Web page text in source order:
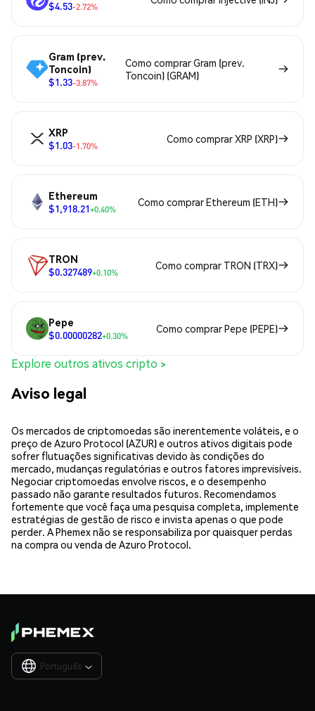
$4.53-2.72%
Gram (prev.
Toncoin)
$1.33-3.87%
Como comprar Gram (prev.
Toncoin) (GRAM)
XRP
$1.03-1.70%
Como comprar XRP (XRP)
Ethereum
$1,918.21+0.40%
Como comprar Ethereum (ETH)
TRON
$0.327489+0.10%
Como comprar TRON (TRX)
Pepe
$0.00000282+0.30%
Como comprar Pepe (PEPE)
Explore outros ativos cripto >
Aviso legal
Os mercados de criptomoedas são inerentemente voláteis, e o
preço de Azuro Protocol (AZUR) e outros ativos digitais pode
sofrer flutuações significativas devido às condições do
mercado, mudanças regulatórias e outros fatores imprevisíveis.
Negociar criptomoedas envolve riscos, e o desempenho
passado não garante resultados futuros. Recomendamos
fortemente que você faça uma pesquisa completa, implemente
estratégias de gestão de risco e invista apenas o que pode
perder. A Phemex não se responsabiliza por quaisquer perdas
na compra ou venda de Azuro Protocol.
Português 